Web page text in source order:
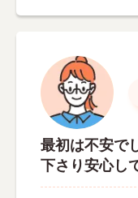
最初は不安で
下さり安心し